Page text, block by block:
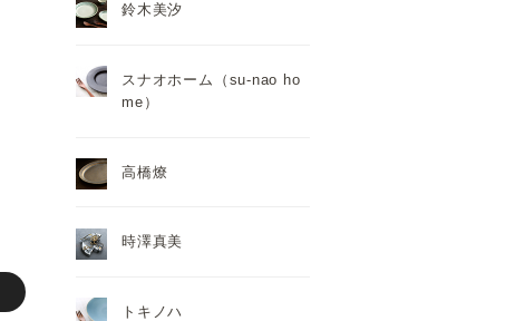
鈴木美汐
スナオホーム（su-nao ho
me）
高橋燎
時澤真美
トキノハ